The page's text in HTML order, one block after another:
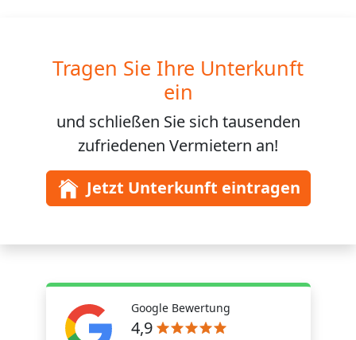
Tragen Sie Ihre Unterkunft
ein
und schließen Sie sich tausenden
zufriedenen Vermietern an!
Jetzt Unterkunft eintragen
Google Bewertung
4,9